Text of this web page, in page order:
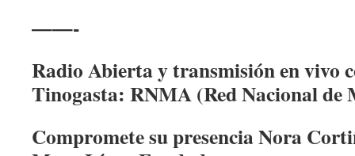
——-
Radio Abierta y transmisión en vivo
Tinogasta: RNMA (Red Nacional de
Compromete su presencia Nora